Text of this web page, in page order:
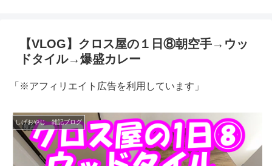
【VLOG】クロス屋の１日⑧朝空手→ウッ
ドタイル→爆盛カレー
「※アフィリエイト広告を利用しています」
しげおやじ 雑記ブログ